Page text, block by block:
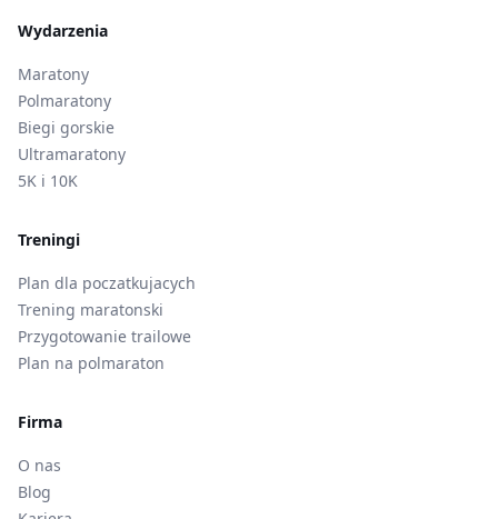
Wydarzenia
Maratony
Polmaratony
Biegi gorskie
Ultramaratony
5K i 10K
Treningi
Plan dla poczatkujacych
Trening maratonski
Przygotowanie trailowe
Plan na polmaraton
Firma
O nas
Blog